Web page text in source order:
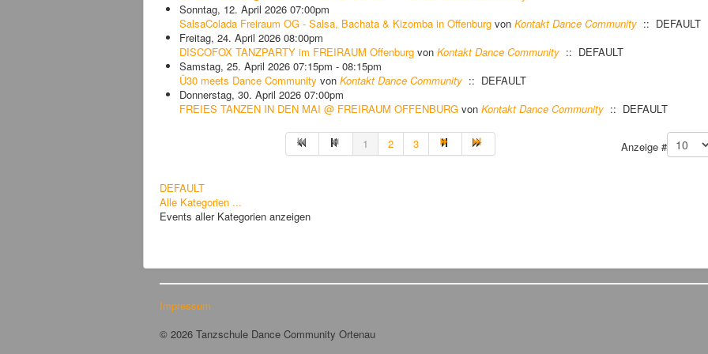
Sonntag, 12. April 2026 07:00pm
SalsaColada Freiraum OG - Salsa, Bachata & Kizomba in Offenburg von Kontakt Dance Community :: DEFAULT
Freitag, 24. April 2026 08:00pm
DISCOFOX TANZPARTY im FREIRAUM Offenburg von Kontakt Dance Community :: DEFAULT
Samstag, 25. April 2026 07:15pm - 08:15pm
Ü30 meets Dance Community von Kontakt Dance Community :: DEFAULT
Donnerstag, 30. April 2026 07:00pm
FREIES TANZEN IN DEN MAI @ FREIRAUM OFFENBURG von Kontakt Dance Community :: DEFAULT
Anzeige #
1 2 3
DEFAULT
Alle Kategorien ...
Events aller Kategorien anzeigen
Impressum
© 2026 Tanzschule Dance Community Ortenau